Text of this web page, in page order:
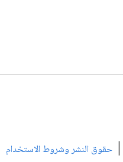
| حقوق النشر وشروط الاستخدام